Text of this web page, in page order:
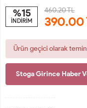
%15
İNDİRİM
460.20 TL
390.00
Ürün geçici olarak
Stoga Girince Haber